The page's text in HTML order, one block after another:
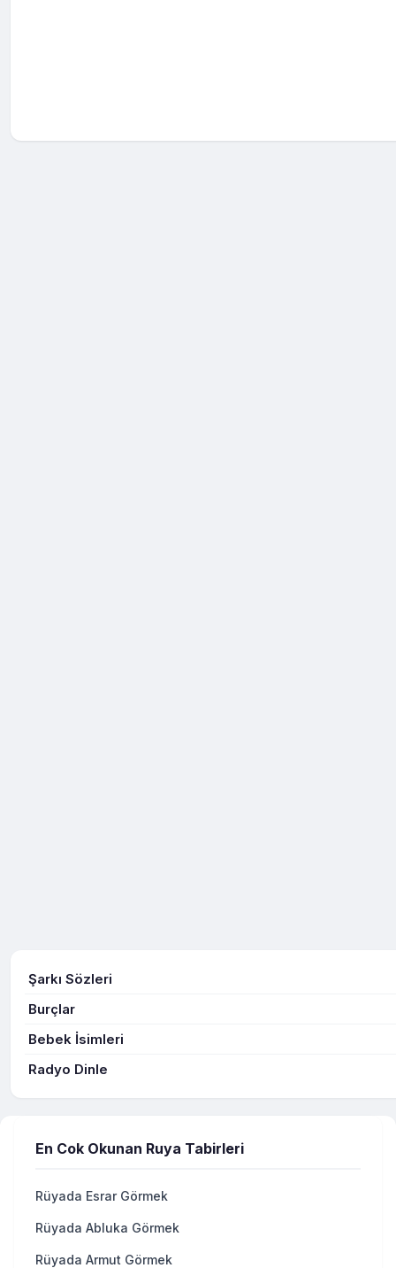
Şarkı Sözleri
Burçlar
Bebek İsimleri
Radyo Dinle
En Cok Okunan Ruya Tabirleri
Rüyada Esrar Görmek
Rüyada Abluka Görmek
Rüyada Armut Görmek